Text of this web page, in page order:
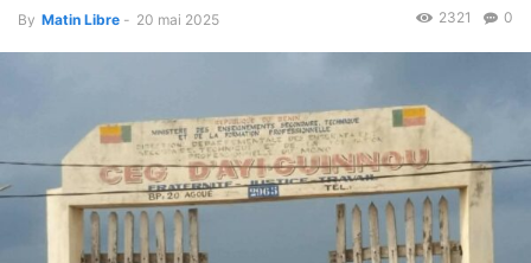
By Matin Libre - 20 mai 2025 0
2321